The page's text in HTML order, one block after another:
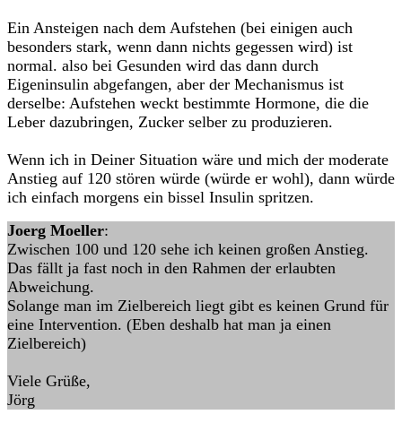
Ein Ansteigen nach dem Aufstehen (bei einigen auch
besonders stark, wenn dann nichts gegessen wird) ist
normal. also bei Gesunden wird das dann durch
Eigeninsulin abgefangen, aber der Mechanismus ist
derselbe: Aufstehen weckt bestimmte Hormone, die die
Leber dazubringen, Zucker selber zu produzieren.
Wenn ich in Deiner Situation wäre und mich der moderate
Anstieg auf 120 stören würde (würde er wohl), dann würde
ich einfach morgens ein bissel Insulin spritzen.
Joerg Moeller:
Zwischen 100 und 120 sehe ich keinen großen Anstieg.
Das fällt ja fast noch in den Rahmen der erlaubten
Abweichung.
Solange man im Zielbereich liegt gibt es keinen Grund für
eine Intervention. (Eben deshalb hat man ja einen
Zielbereich)
Viele Grüße,
Jörg